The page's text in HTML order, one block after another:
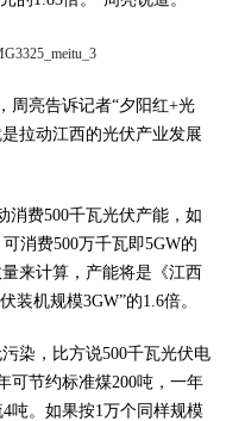
周亮告诉记者“夕阳红+光
拉动江西的光伏产业发展
消费500千瓦光伏产能，如
消费500万千瓦即5GW的
来计算，产能将是《江西
装机规模3GW”的1.6倍。
染，比方说500千瓦光伏电
可节约标准煤200吨，一年
吨。如果按1万个同样规模